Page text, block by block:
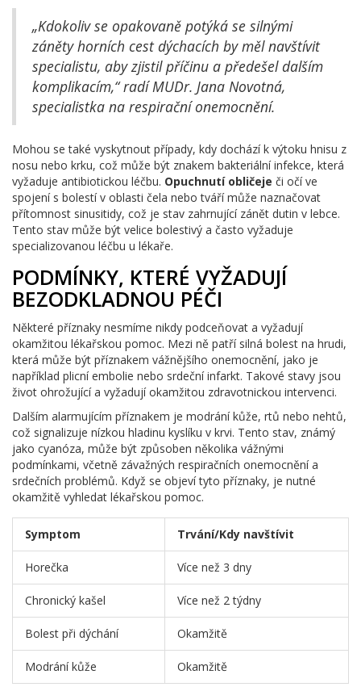
„Kdokoliv se opakovaně potýká se silnými
záněty horních cest dýchacích by měl navštívit
specialistu, aby zjistil příčinu a předešel dalším
komplikacím,“ radí MUDr. Jana Novotná,
specialistka na respirační onemocnění.
Mohou se také vyskytnout případy, kdy dochází k výtoku hnisu z
nosu nebo krku, což může být znakem bakteriální infekce, která
vyžaduje antibiotickou léčbu. Opuchnutí obličeje či očí ve
spojení s bolestí v oblasti čela nebo tváří může naznačovat
přítomnost sinusitidy, což je stav zahrnující zánět dutin v lebce.
Tento stav může být velice bolestivý a často vyžaduje
specializovanou léčbu u lékaře.
PODMÍNKY, KTERÉ VYŽADUJÍ
BEZODKLADNOU PÉČI
Některé příznaky nesmíme nikdy podceňovat a vyžadují
okamžitou lékařskou pomoc. Mezi ně patří silná bolest na hrudi,
která může být příznakem vážnějšího onemocnění, jako je
například plicní embolie nebo srdeční infarkt. Takové stavy jsou
život ohrožující a vyžadují okamžitou zdravotnickou intervenci.
Dalším alarmujícím příznakem je modrání kůže, rtů nebo nehtů,
což signalizuje nízkou hladinu kyslíku v krvi. Tento stav, známý
jako cyanóza, může být způsoben několika vážnými
podmínkami, včetně závažných respiračních onemocnění a
srdečních problémů. Když se objeví tyto příznaky, je nutné
okamžitě vyhledat lékařskou pomoc.
Symptom Trvání/Kdy navštívit
Horečka Více než 3 dny
Chronický kašel Více než 2 týdny
Bolest při dýchání Okamžitě
Modrání kůže Okamžitě